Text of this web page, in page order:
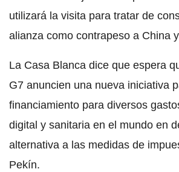
utilizará la visita para tratar de
alianza como contrapeso a China
La Casa Blanca dice que espera
G7 anuncien una nueva iniciativa
financiamiento para diversos
digital y sanitaria en el mundo en
alternativa a las medidas de
Pekín.